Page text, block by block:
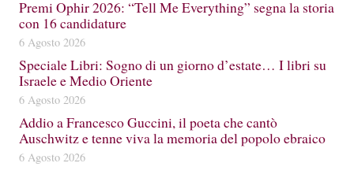
Premi Ophir 2026: “Tell Me Everything” segna la storia
con 16 candidature
6 Agosto 2026
Speciale Libri: Sogno di un giorno d’estate… I libri su
Israele e Medio Oriente
6 Agosto 2026
Addio a Francesco Guccini, il poeta che cantò
Auschwitz e tenne viva la memoria del popolo ebraico
6 Agosto 2026